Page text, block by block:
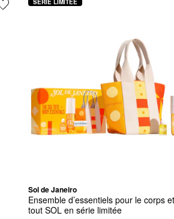
Sol de Janeiro
Ensemble d’essentiels pour le corps
tout SOL en série limitée
SÉRIE LIMITÉE